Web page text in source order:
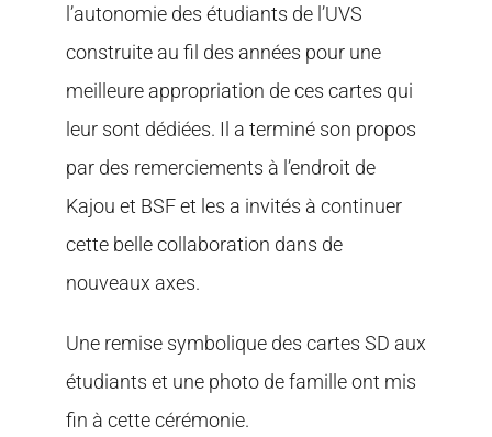
l’autonomie des étudiants de l’UVS
construite au fil des années pour une
meilleure appropriation de ces cartes qui
leur sont dédiées. Il a terminé son propos
par des remerciements à l’endroit de
Kajou et BSF et les a invités à continuer
cette belle collaboration dans de
nouveaux axes.
Une remise symbolique des cartes SD aux
étudiants et une photo de famille ont mis
fin à cette cérémonie.